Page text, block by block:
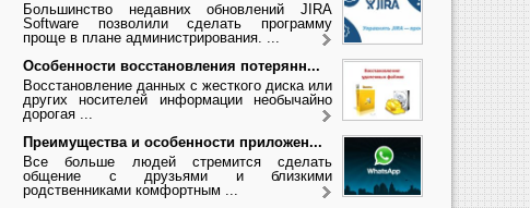
Большинство недавних обновлений JIRA
Software позволили сделать программу
проще в плане администрирования. ...
Особенности восстановления потерянн...
Восстановление данных с жесткого диска или
других носителей информации необычайно
дорогая ...
Преимущества и особенности приложен...
Все больше людей стремится сделать
общение с друзьями и близкими
родственниками комфортным ...